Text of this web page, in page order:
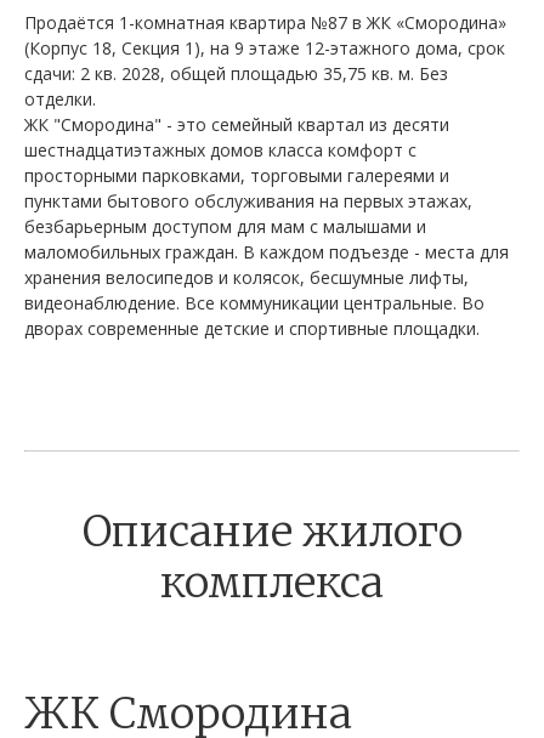
Продаётся 1-комнатная квартира №87 в ЖК «Смородина»
(Корпус 18, Секция 1), на 9 этаже 12-этажного дома, срок
сдачи: 2 кв. 2028, общей площадью 35,75 кв. м. Без
отделки.
ЖК "Смородина" - это семейный квартал из десяти
шестнадцатиэтажных домов класса комфорт с
просторными парковками, торговыми галереями и
пунктами бытового обслуживания на первых этажах,
безбарьерным доступом для мам с малышами и
маломобильных граждан. В каждом подъезде - места для
хранения велосипедов и колясок, бесшумные лифты,
видеонаблюдение. Все коммуникации центральные. Во
дворах современные детские и спортивные площадки.
Описание жилого
комплекса
ЖК Смородина